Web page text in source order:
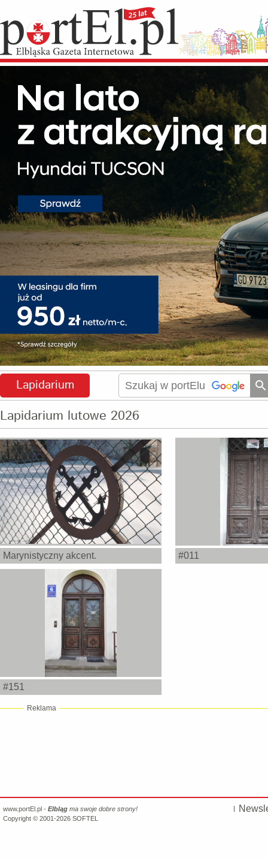
Lapidarium
Lapidarium lutowe 2026
Marynistyczny akcent. #011
#151
Reklama
www.portEl.pl - Elbląg ma swoje dobre strony!
Copyright © 2001-2026 SOFTEL